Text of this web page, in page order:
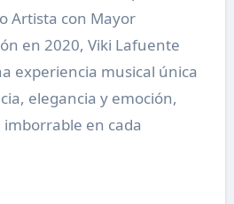
Artista con Mayor
en 2020, Viki Lafuente
experiencia musical única
elegancia y emoción,
en cada